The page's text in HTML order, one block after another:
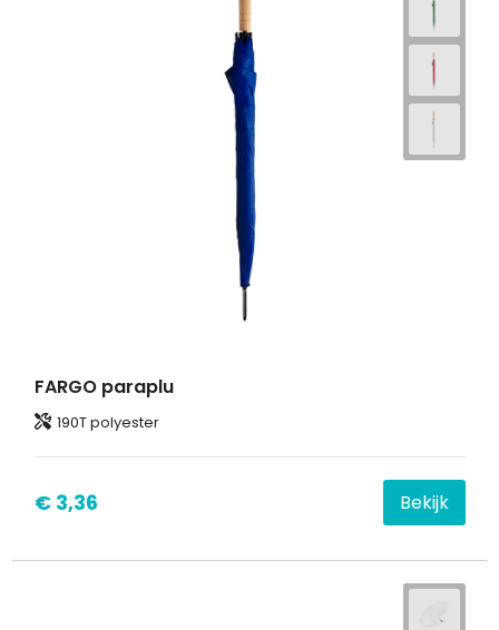
FARGO paraplu
190T polyester
€ 3,36 Bekijk